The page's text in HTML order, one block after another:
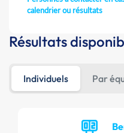
calendrier ou résultats
Résultats
Individuels Par